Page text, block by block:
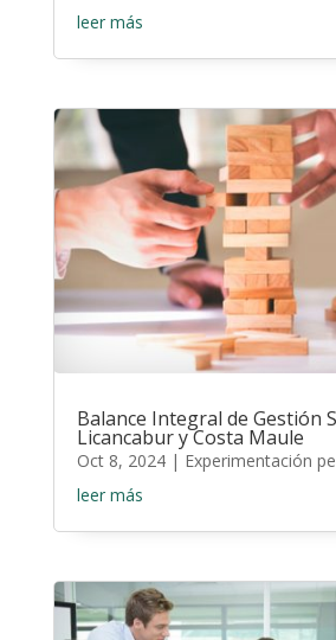
leer más
Balance Integral de Gestión
Licancabur y Costa Maule
Oct 8, 2024| Experimentación
leer más